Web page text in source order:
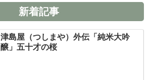
新着記事
津島屋（つしまや）外伝「純米大吟
醸」五十才の桜